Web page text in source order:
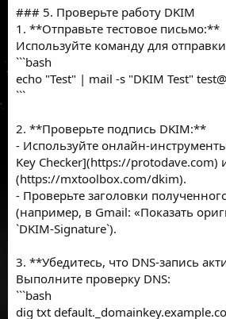
### 5. Проверьте работу DKIM
1. **Отправьте тестовое письмо:**
Используйте команду для
```bash
echo "Test" | mail -s "DKIM Test"
```
2. **Проверьте подпись DKIM:**
- Используйте онлайн-
Key Checker](https://protodave.com)
(https://mxtoolbox.com/dkim).
- Проверьте заголовки
(например, в Gmail: «Показать
`DKIM-Signature`).
3. **Убедитесь, что DNS-запись
Выполните проверку DNS:
```bash
dig txt